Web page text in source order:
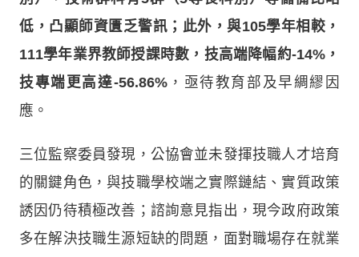
低，凸顯師資匱乏警訊；此外，與105學年相較，
111學年業界教師授課時數，技高端降幅約-14%，
技專端更高達-56.86%，亟待教育部及早綢繆因
應。
三位監察委員發現，公協會並未發揮技職人才培育
的關鍵角色，與技職學校端之實際鏈結、實質政策
誘因仍待積極改善；諮詢意見指出，現今政府政策
多在解決技職生源短缺的問題，面對職場存在就業